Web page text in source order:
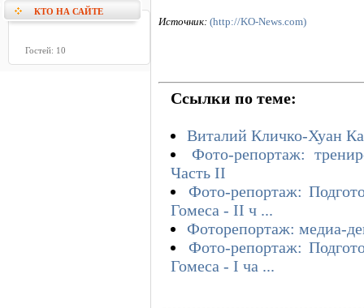
КТО НА САЙТЕ
Гостей: 10
Источник: (http://KO-News.com)
Ссылки по теме:
Виталий Кличко-Хуан
Фото-репортаж:
Часть II
Фото-репортаж:
Гомеса - II ч ...
Фоторепортаж: медиа-
Фото-репортаж:
Гомеса - I ча ...